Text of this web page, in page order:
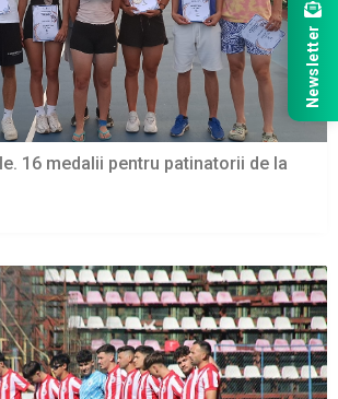
16 medalii pentru patinatorii de la
Newsletter